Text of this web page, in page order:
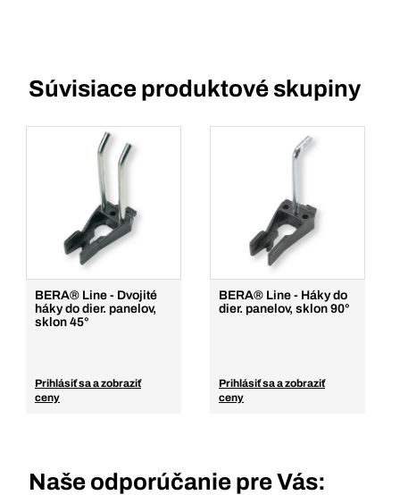
Súvisiace produktové skupiny
BERA® Line - Dvojité
háky do dier. panelov,
sklon 45°
Prihlásiť sa a zobraziť
ceny
BERA® Line - Háky do
dier. panelov, sklon 90°
Prihlásiť sa a zobraziť
ceny
Naše odporúčanie pre Vás: